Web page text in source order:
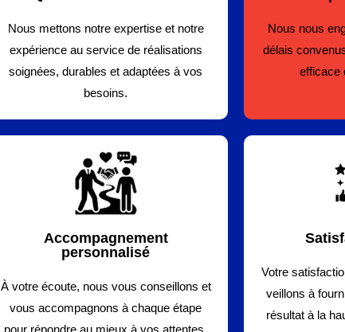
Nous mettons notre expertise et notre
expérience au service de réalisations
soignées, durables et adaptées à vos
besoins.
Nous nous
délais
efficace
Accompagnement
personnalisé
À votre écoute, nous vous conseillons et
vous accompagnons à chaque étape
pour répondre au mieux à vos attentes.
Votre
veillons à
résultat à la